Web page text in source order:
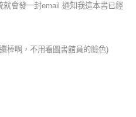
會發一封email 通知我這本書已經
棒啊，不用看圖書館員的臉色)